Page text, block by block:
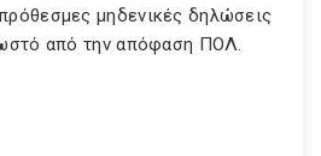
μηδενικές δηλώσεις
από την απόφαση ΠΟΛ.